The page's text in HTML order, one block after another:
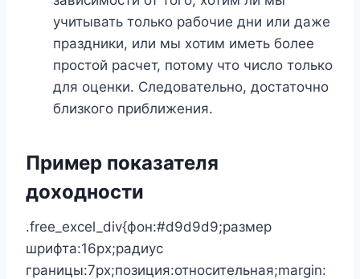
учитывать только рабочие дни или даже
праздники, или мы хотим иметь более
простой расчет, потому что число только
для оценки. Следовательно, достаточно
близкого приближения.
Пример показателя
доходности
.free_excel_div{фон:#d9d9d9;размер
шрифта:16px;радиус
границы:7px;позиция:относительная;margin: